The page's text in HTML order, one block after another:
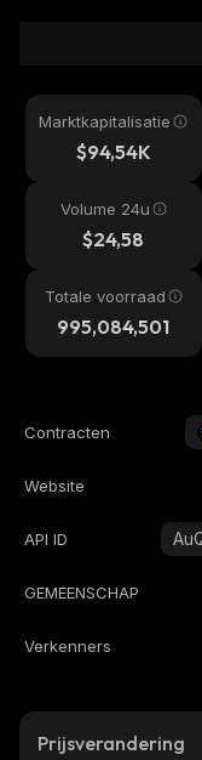
Marktkapitalisatie
$94,54K
Volume 24u
$24,58
Totale voorraad
995,084,501
Contracten
Website
API ID
GEMEENSCHAP
Verkenners
Prijsverandering